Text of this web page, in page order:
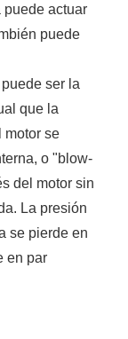
actuar
puede
ser la
que la
motor se
o "blow-
del motor sin
La presión
se pierde en
en par